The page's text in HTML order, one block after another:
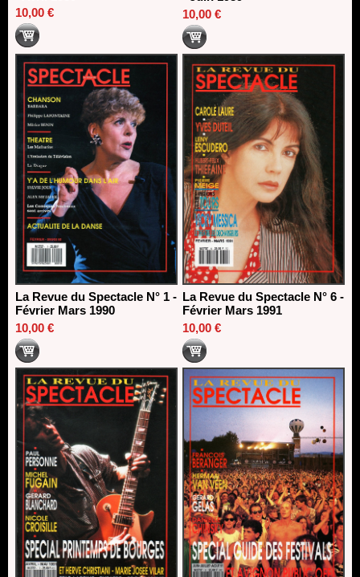
10,00 €
10,00 €
La Revue du Spectacle N° 1 -
Février Mars 1990
10,00 €
La Revue du Spectacle N° 6 -
Février Mars 1991
10,00 €